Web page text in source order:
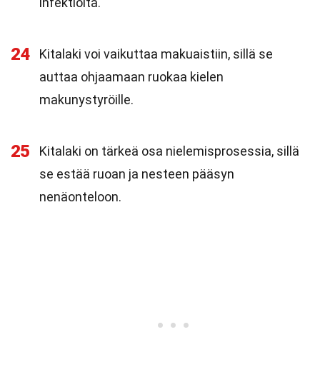
24
Kitalaki voi vaikuttaa makuaistiin, sillä se
auttaa ohjaamaan ruokaa kielen
makunystyröille.
25
Kitalaki on tärkeä osa nielemisprosessia, sillä
se estää ruoan ja nesteen pääsyn
nenäonteloon.